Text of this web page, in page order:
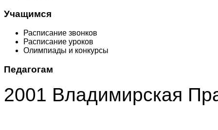
Учащимся
Расписание звонков
Расписание уроков
Олимпиады и конкурсы
Педагогам
2001 Владимирская